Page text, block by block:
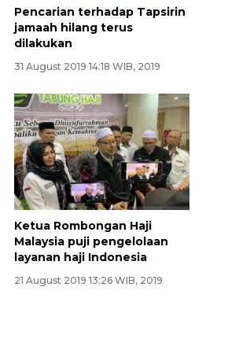
Pencarian terhadap Tapsirin
jamaah hilang terus
dilakukan
31 August 2019 14:18 WIB, 2019
Ketua Rombongan Haji
Malaysia puji pengelolaan
layanan haji Indonesia
21 August 2019 13:26 WIB, 2019